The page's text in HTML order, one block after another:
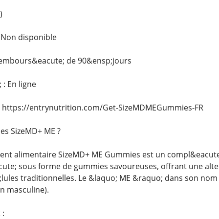
disponible
de 90&ensp;jours
En ligne
entrynutrition.com/Get-SizeMDMEGummies-FR
SizeMD+ ME ?
alimentaire SizeMD+ ME Gummies est un
sous forme de gummies savoureuses, offrant une
traditionnelles. Le &laquo; ME &raquo; dans son
masculine).